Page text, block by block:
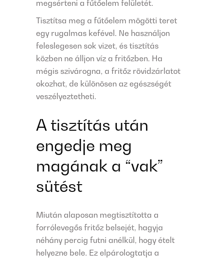
megsérteni a fűtőelem felületét.
Tisztítsa meg a fűtőelem mögötti teret
egy rugalmas kefével. Ne használjon
feleslegesen sok vizet, és tisztítás
közben ne álljon víz a fritőzben. Ha
mégis szivárogna, a fritőz rövidzárlatot
okozhat, de különösen az egészségét
veszélyeztetheti.
A tisztítás után
engedje meg
magának a “vak”
sütést
Miután alaposan megtisztította a
forrólevegős fritőz belsejét, hagyja
néhány percig futni anélkül, hogy ételt
helyezne bele. Ez elpárologtatja a